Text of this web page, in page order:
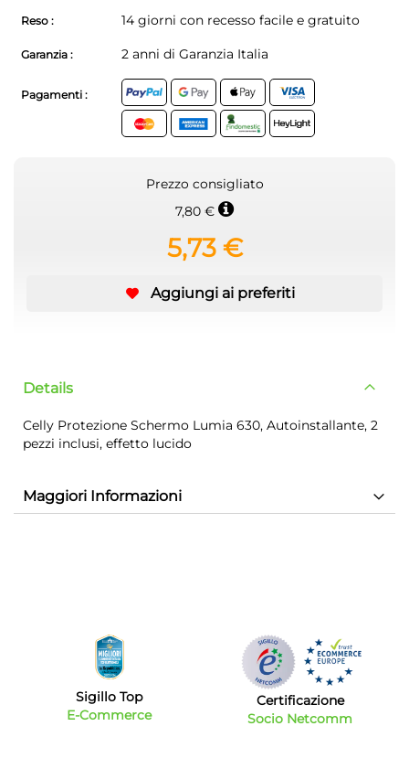
Reso : 14 giorni con recesso facile e gratuito
Garanzia : 2 anni di Garanzia Italia
Pagamenti :
Prezzo consigliato
7,80 €
5,73 €
Aggiungi ai preferiti
Details
Celly Protezione Schermo Lumia 630, Autoinstallante, 2
pezzi inclusi, effetto lucido
Maggiori Informazioni
Sigillo Top
E-Commerce
Certificazione
Socio Netcomm